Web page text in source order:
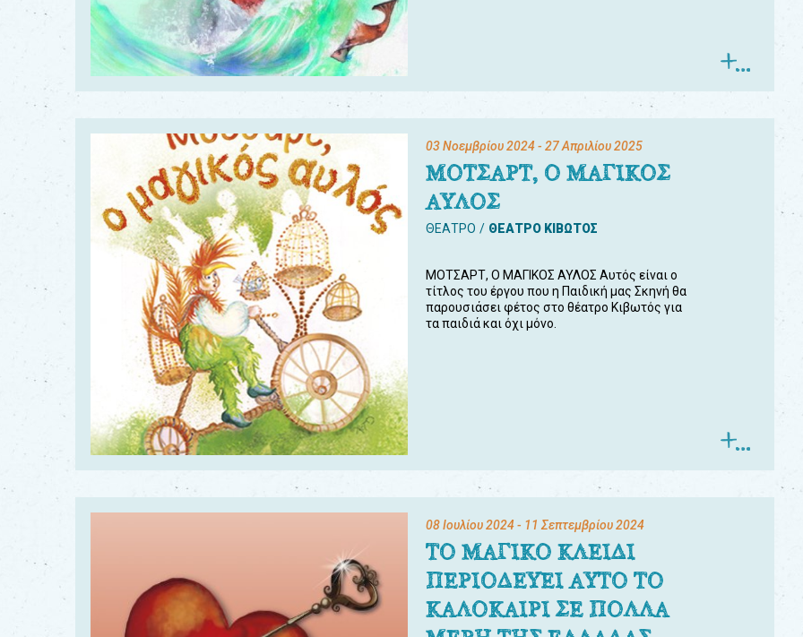
03 Νοεμβρίου 2024- 27 Απριλίου 2025
ΜΟΤΣΑΡΤ, Ο ΜΑΓΙΚΟΣ
ΑΥΛΟΣ
ΘΕΑΤΡΟ ΘΕΑΤΡΟ ΚΙΒΩΤΟΣ
ΜΟΤΣΑΡΤ, Ο ΜΑΓΙΚΟΣ ΑΥΛΟΣ Αυτός είναι ο
τίτλος του έργου που η Παιδική μας Σκηνή θα
παρουσιάσει φέτος στο θέατρο Κιβωτός για
τα παιδιά και όχι μόνο.
08 Ιουλίου 2024- 11 Σεπτεμβρίου 2024
ΤΟ ΜΑΓΙΚΟ ΚΛΕΙΔΙ
ΠΕΡΙΟΔΕΥΕΙ ΑΥΤΟ ΤΟ
ΚΑΛΟΚΑΙΡΙ ΣΕ ΠΟΛΛΑ